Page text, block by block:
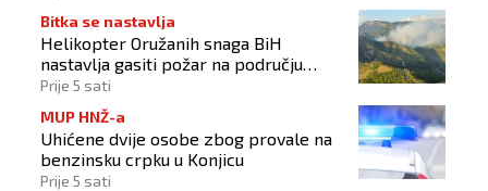
Bitka se nastavlja
Helikopter Oružanih snaga BiH
nastavlja gasiti požar na području
Konjica
Prije 5 sati
MUP HNŽ-a
Uhićene dvije osobe zbog provale na
benzinsku crpku u Konjicu
Prije 5 sati